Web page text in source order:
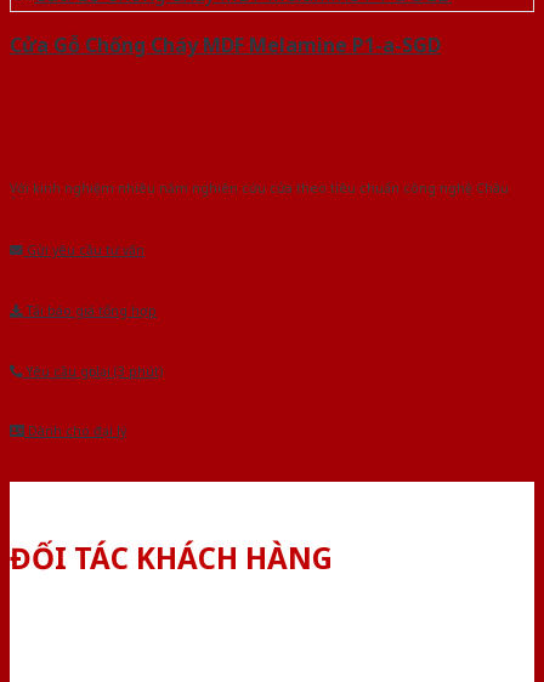
Cửa Gỗ Chống Cháy MDF Melamine P1-a-SGD
Với kinh nghiệm nhiêu năm nghiên cứu cửa theo tiêu chuẩn công nghệ Châu
Gửi yêu cầu tư vấn
Tải báo giá tổng hợp
Yêu cầu gọi lại (3 phút)
Dành cho đại lý
ĐỐI TÁC KHÁCH HÀNG